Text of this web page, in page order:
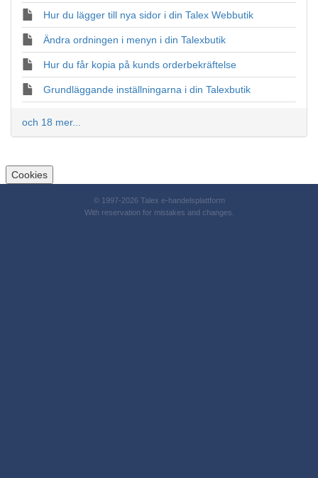
Hur du lägger till nya sidor i din Talex Webbutik
Ändra ordningen i menyn i din Talexbutik
Hur du får kopia på kunds orderbekräftelse
Grundläggande inställningarna i din Talexbutik
och 18 mer...
Cookies
© 1997-2026 Talex e-handelsplattform
With reservation for mistakes and changes.